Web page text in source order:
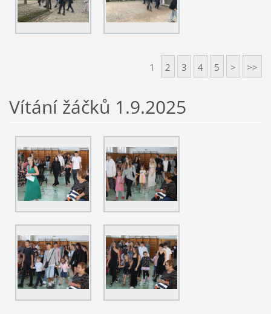
1 2 3 4 5 > >>
Vítání žáčků 1.9.2025